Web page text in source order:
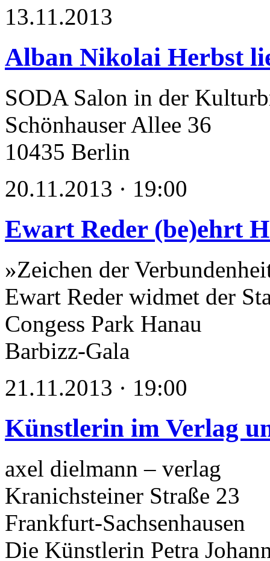
13.11.2013
Alban Nikolai Herbst
SODA Salon in der
Schönhauser Allee 36
10435 Berlin
20.11.2013 · 19:00
Ewart Reder (be)ehrt
»Zeichen der
Ewart Reder widmet der
Congess Park Hanau
Barbizz-Gala
21.11.2013 · 19:00
Künstlerin im Verlag
axel dielmann – verlag
Kranichsteiner Straße 23
Frankfurt-Sachsenhausen
Die Künstlerin Petra